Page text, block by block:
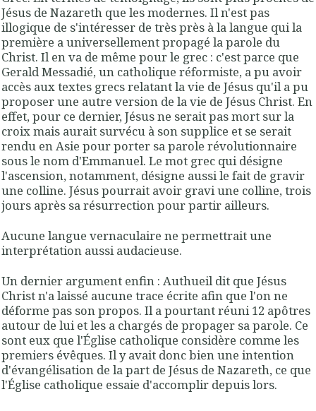
Jésus de Nazareth que les modernes. Il n'est pas
illogique de s'intéresser de très près à la langue qui la
première a universellement propagé la parole du
Christ. Il en va de même pour le grec : c'est parce que
Gerald Messadié, un catholique réformiste, a pu avoir
accès aux textes grecs relatant la vie de Jésus qu'il a pu
proposer une autre version de la vie de Jésus Christ. En
effet, pour ce dernier, Jésus ne serait pas mort sur la
croix mais aurait survécu à son supplice et se serait
rendu en Asie pour porter sa parole révolutionnaire
sous le nom d'Emmanuel. Le mot grec qui désigne
l'ascension, notamment, désigne aussi le fait de gravir
une colline. Jésus pourrait avoir gravi une colline, trois
jours après sa résurrection pour partir ailleurs.
Aucune langue vernaculaire ne permettrait une
interprétation aussi audacieuse.
Un dernier argument enfin : Authueil dit que Jésus
Christ n'a laissé aucune trace écrite afin que l'on ne
déforme pas son propos. Il a pourtant réuni 12 apôtres
autour de lui et les a chargés de propager sa parole. Ce
sont eux que l'Église catholique considère comme les
premiers évêques. Il y avait donc bien une intention
d'évangélisation de la part de Jésus de Nazareth, ce que
l'Église catholique essaie d'accomplir depuis lors.